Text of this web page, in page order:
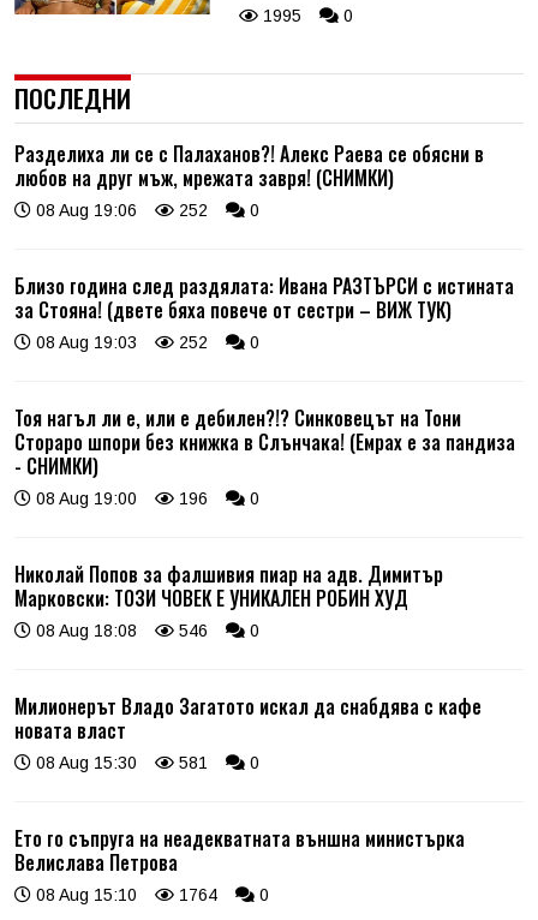
1995 0
ПОСЛЕДНИ
Разделиха ли се с Палаханов?! Алекс Раева се обясни в
любов на друг мъж, мрежата завря! (СНИМКИ)
08 Aug 19:06 252 0
Близо година след раздялата: Ивана РАЗТЪРСИ с истината
за Стояна! (двете бяха повече от сестри – ВИЖ ТУК)
08 Aug 19:03 252 0
Тоя нагъл ли е, или е дебилен?!? Синковецът на Тони
Стораро шпори без книжка в Слънчака! (Емрах е за пандиза
- СНИМКИ)
08 Aug 19:00 196 0
Николай Попов за фалшивия пиар на адв. Димитър
Марковски: ТОЗИ ЧОВЕК Е УНИКАЛЕН РОБИН ХУД
08 Aug 18:08 546 0
Милионерът Владо Загатото искал да снабдява с кафе
новата власт
08 Aug 15:30 581 0
Ето го съпруга на неадекватната външна министърка
Велислава Петрова
08 Aug 15:10 1764 0